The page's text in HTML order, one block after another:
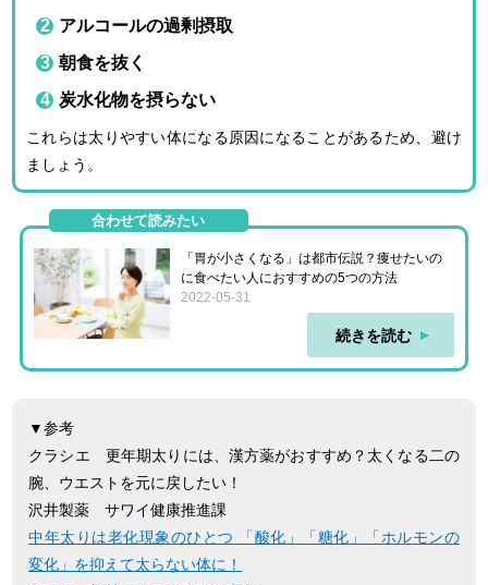
アルコールの過剰摂取
朝食を抜く
炭水化物を摂らない
これらは太りやすい体になる原因になることがあるため、避け
ましょう。
合わせて読みたい
「胃が小さくなる」は都市伝説？痩せたいの
に食べたい人におすすめの5つの方法
2022-05-31
続きを読む
▼参考
クラシエ 更年期太りには、漢方薬がおすすめ？太くなる二の
腕、ウエストを元に戻したい！
沢井製薬 サワイ健康推進課
中年太りは老化現象のひとつ 「酸化」「糖化」「ホルモンの
変化」を抑えて太らない体に！